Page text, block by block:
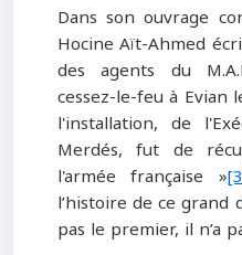
Dans son ouvrage
Hocine Aït-Ahmed
des agents du
cessez-le‑feu à
l'installation, de
Merdés, fut de
l'armée française »
l’histoire de ce
pas le premier, il n’a